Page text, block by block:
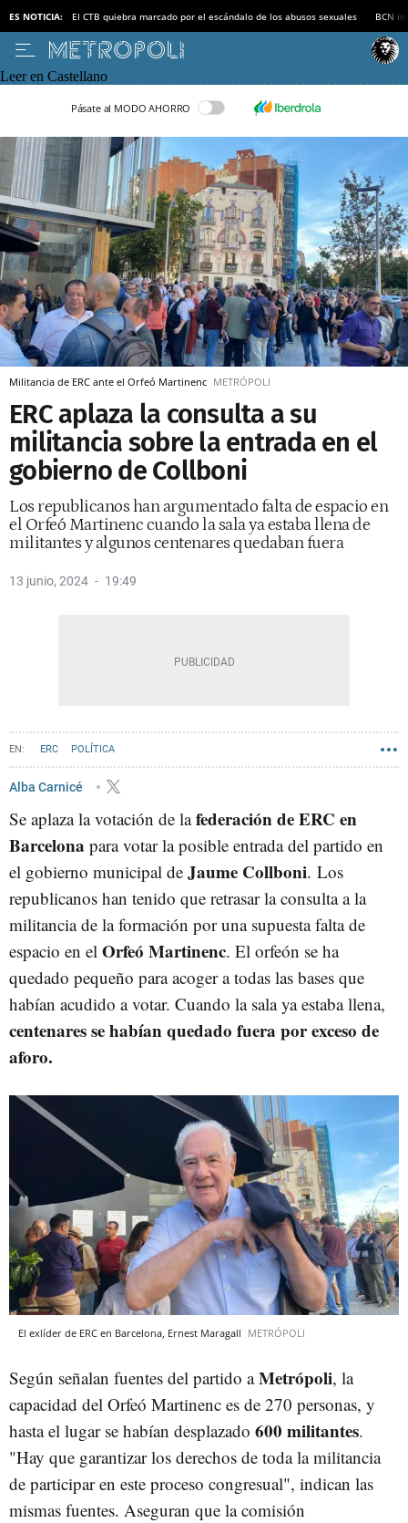
ES NOTICIA: El CTB quiebra marcado por el escándalo de los abusos sexuales BCN
Leer en Castellano
Pásate al MODO AHORRO
Militancia de ERC ante el Orfeó Martinenc METRÓPOLI
ERC aplaza la consulta a su
militancia sobre la entrada en el
gobierno de Collboni
Los republicanos han argumentado falta de espacio en
el Orfeó Martinenc cuando la sala ya estaba llena de
militantes y algunos centenares quedaban fuera
13 junio, 2024 19:49
ERC POLÍTICA
Alba Carnicé
Se aplaza la votación de lafederación de ERC en
Barcelona para votar la posible entrada del partido en
el gobierno municipal de Jaume Collboni. Los
republicanos han tenido que retrasar la consulta a la
militancia de la formación por una supuesta falta de
espacio en el Orfeó Martinenc. El orfeón se ha
quedado pequeño para acoger a todas las bases que
habían acudido a votar. Cuando la sala ya estaba llena,
centenares se habían quedado fuera por exceso de
aforo.
El exlíder de ERC en Barcelona, Ernest Maragall METRÓPOLI
Según señalan fuentes del partido aMetrópoli, la
capacidad del Orfeó Martinenc es de 270 personas, y
hasta el lugar se habían desplazado 600 militantes.
"Hay que garantizar los derechos de toda la militancia
de participar en este proceso congresual", indican las
mismas fuentes. Aseguran que la comisión